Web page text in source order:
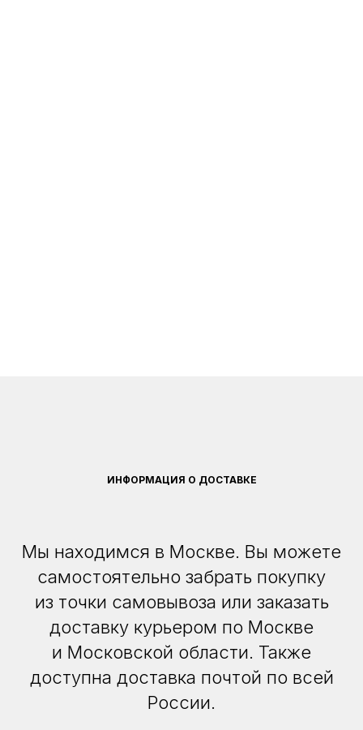
ИНФОРМАЦИЯ О ДОСТАВКЕ
Мы находимся в Москве. Вы можете
самостоятельно забрать покупку
из точки самовывоза или заказать
доставку курьером по Москве
и Московской области. Также
доступна доставка почтой по всей
России.